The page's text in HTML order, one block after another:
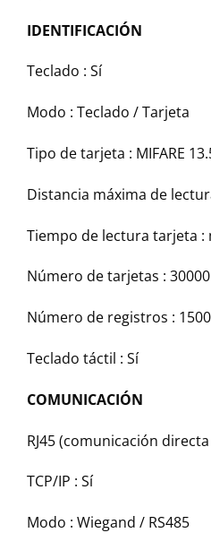
IDENTIFICACIÓN
Teclado : Sí
Modo : Teclado / Tarjeta
Tipo de tarjeta : MIFARE
Distancia máxima de
Tiempo de lectura tarjeta :
Número de tarjetas : 30000
Número de registros :
Teclado táctil : Sí
COMUNICACIÓN
RJ45 (comunicación
TCP/IP : Sí
Modo : Wiegand / RS485